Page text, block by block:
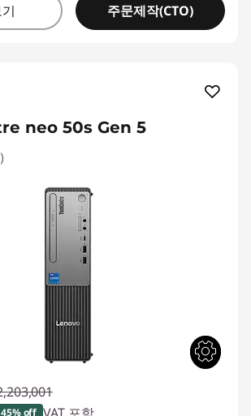
주문제작(CTO)
neo 50s Gen 5
45% off